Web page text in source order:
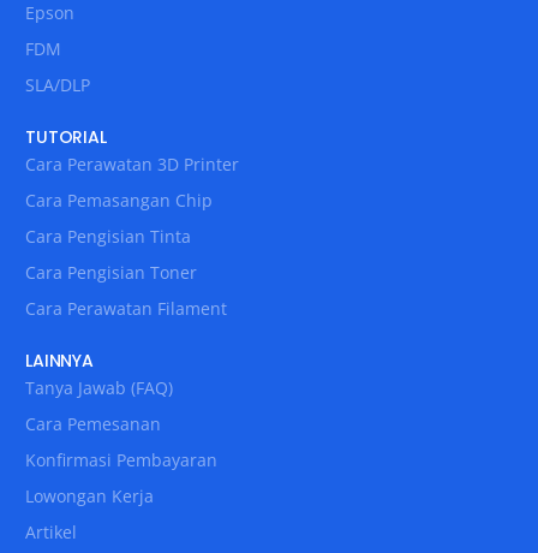
Epson
FDM
SLA/DLP
TUTORIAL
Cara Perawatan 3D Printer
Cara Pemasangan Chip
Cara Pengisian Tinta
Cara Pengisian Toner
Cara Perawatan Filament
LAINNYA
Tanya Jawab (FAQ)
Cara Pemesanan
Konfirmasi Pembayaran
Lowongan Kerja
Artikel